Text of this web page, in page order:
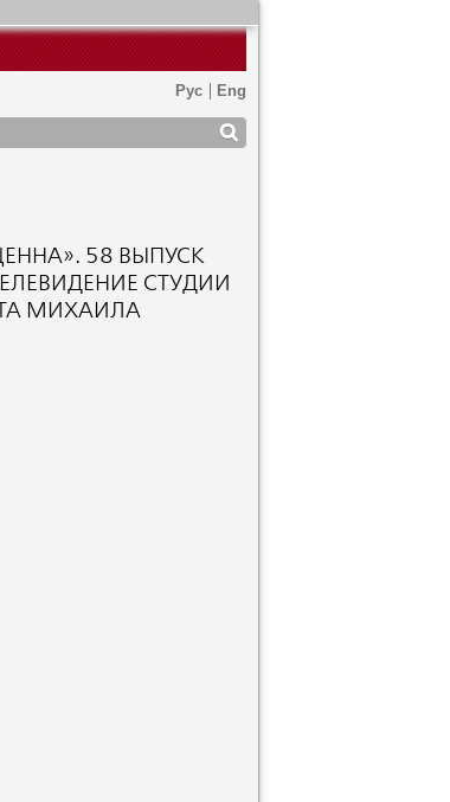
58 ВЫПУСК
СТУДИИ
МИХАИЛА